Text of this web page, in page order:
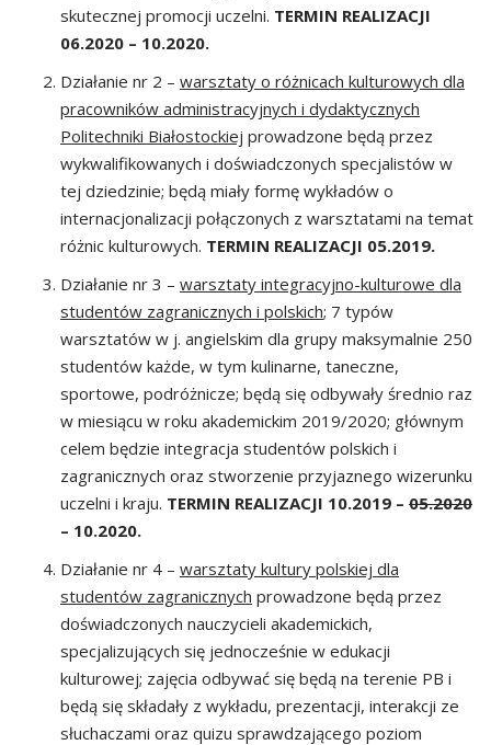
skutecznej promocji uczelni. TERMIN REALIZACJI
06.2020 – 10.2020.
Działanie nr 2 – warsztaty o różnicach kulturowych dla
pracowników administracyjnych i dydaktycznych
Politechniki Białostockiej prowadzone będą przez
wykwalifikowanych i doświadczonych specjalistów w
tej dziedzinie; będą miały formę wykładów o
internacjonalizacji połączonych z warsztatami na temat
różnic kulturowych. TERMIN REALIZACJI 05.2019.
Działanie nr 3 – warsztaty integracyjno-kulturowe dla
studentów zagranicznych i polskich; 7 typów
warsztatów w j. angielskim dla grupy maksymalnie 250
studentów każde, w tym kulinarne, taneczne,
sportowe, podróżnicze; będą się odbywały średnio raz
w miesiącu w roku akademickim 2019/2020; głównym
celem będzie integracja studentów polskich i
zagranicznych oraz stworzenie przyjaznego wizerunku
uczelni i kraju. TERMIN REALIZACJI 10.2019 – 05.2020
– 10.2020.
Działanie nr 4 – warsztaty kultury polskiej dla
studentów zagranicznych prowadzone będą przez
doświadczonych nauczycieli akademickich,
specjalizujących się jednocześnie w edukacji
kulturowej; zajęcia odbywać się będą na terenie PB i
będą się składały z wykładu, prezentacji, interakcji ze
słuchaczami oraz quizu sprawdzającego poziom